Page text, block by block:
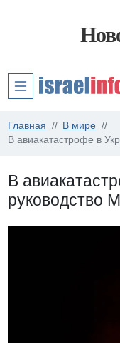
Главная
В мире
В авиакатастрофе в
В
руководство